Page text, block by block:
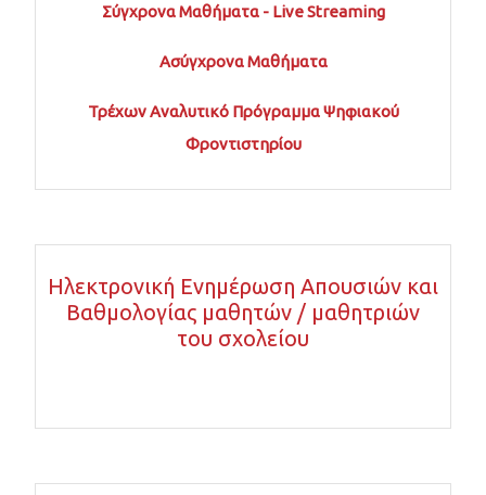
Σύγχρονα Μαθήματα - Live Streaming
Ασύγχρονα Μαθήματα
Τρέχων Αναλυτικό Πρόγραμμα Ψηφιακού
Φροντιστηρίου
Ηλεκτρονική Ενημέρωση Απουσιών και
Βαθμολογίας μαθητών / μαθητριών
του σχολείου